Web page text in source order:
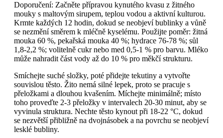
Doporučení: Začněte přípravou kynutého kvasu z žitného
mouky s maltovým sirupem, teplou vodou a aktivní kulturou.
Krmte každých 12 hodin, dokud se neobjeví bublinky a vůně
se nezmění směrem k mléčně kyselému. Použijte poměr: žitná
mouka 60 %, pekařská mouka 40 %; hydrace 76-78 %; sůl
1,8-2,2 %; volitelně cukr nebo med 0,5-1 % pro barvu. Mléko
může nahradit část vody až do 10 % pro měkčí strukturu.
Smíchejte suché složky, poté přidejte tekutiny a vytvořte
souvislou těsto. Žito nemá silné lepek, proto se pracuje s
přeložkami a dlouhou kvašením. Míchejte minimálně; místo
toho proveďte 2-3 přeložky v intervalech 20-30 minut, aby se
vyvinula struktura. Nechte těsto kynout při 18-22 °C, dokud
se nezvětší přibližně na dvojnásobek a na povrchu se neobjeví
lesklé bubliny.